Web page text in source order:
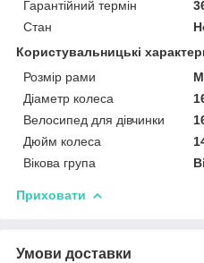
Гарантійний термін
Стан
Користувальницькі
Розмір рами
M
Діаметр колеса
Велосипед для дівчинки
Дюйм колеса
Вікова група
Приховати
Умови доставки